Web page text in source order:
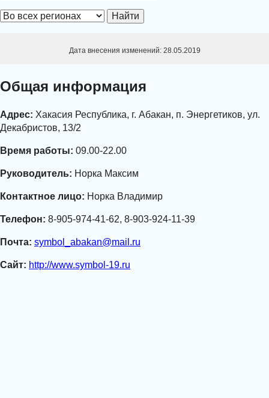
Найти
Дата внесения изменений: 28.05.2019
Общая информация
Адрес: Хакасия Республика, г. Абакан, п. Энергетиков, ул.
Декабристов, 13/2
Время работы: 09.00-22.00
Руководитель: Норка Максим
Контактное лицо: Норка Владимир
Телефон: 8-905-974-41-62, 8-903-924-11-39
Почта: symbol_abakan@mail.ru
Сайт: http://www.symbol-19.ru